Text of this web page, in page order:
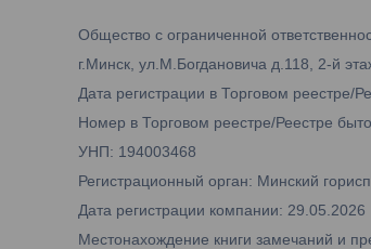
Общество с ограниченной
г.Минск, ул.М.Богдановича д.118, 2-й
Дата регистрации в Торговом реестре/
Номер в Торговом реестре/Реестре
УНП: 194003468
Регистрационный орган: Минский
Дата регистрации компании: 29.05.2026
Местонахождение книги замечаний и